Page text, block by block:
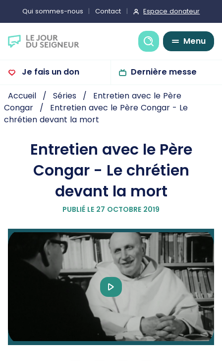
Qui sommes-nous Contact Espace donateur
Recherche
Menu
Je fais un don Dernière messe
Accueil Séries
Entretien avec le Père
Congar
Entretien avec le Père Congar - Le
chrétien devant la mort
Entretien avec le Père
Congar - Le chrétien
devant la mort
PUBLIÉ LE 27 OCTOBRE 2019
Play